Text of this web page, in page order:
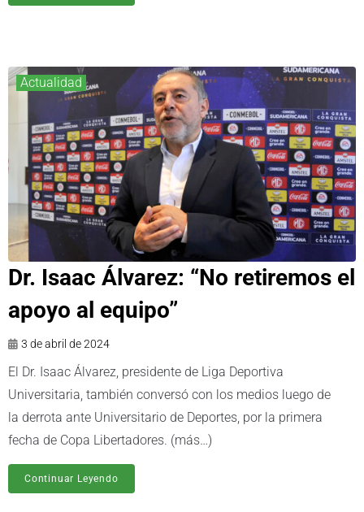
Actualidad
Dr. Isaac Álvarez: “No retiremos el
apoyo al equipo”
3 de abril de 2024
El Dr. Isaac Álvarez, presidente de Liga Deportiva
Universitaria, también conversó con los medios luego de
la derrota ante Universitario de Deportes, por la primera
fecha de Copa Libertadores. (más…)
Continuar Leyendo